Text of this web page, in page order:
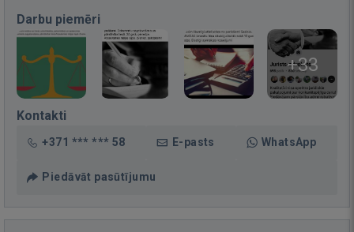
Darbu piemēri
+33
Kontakti
+371 *** *** 58 E-pasts WhatsApp
Piedāvāt pasūtījumu